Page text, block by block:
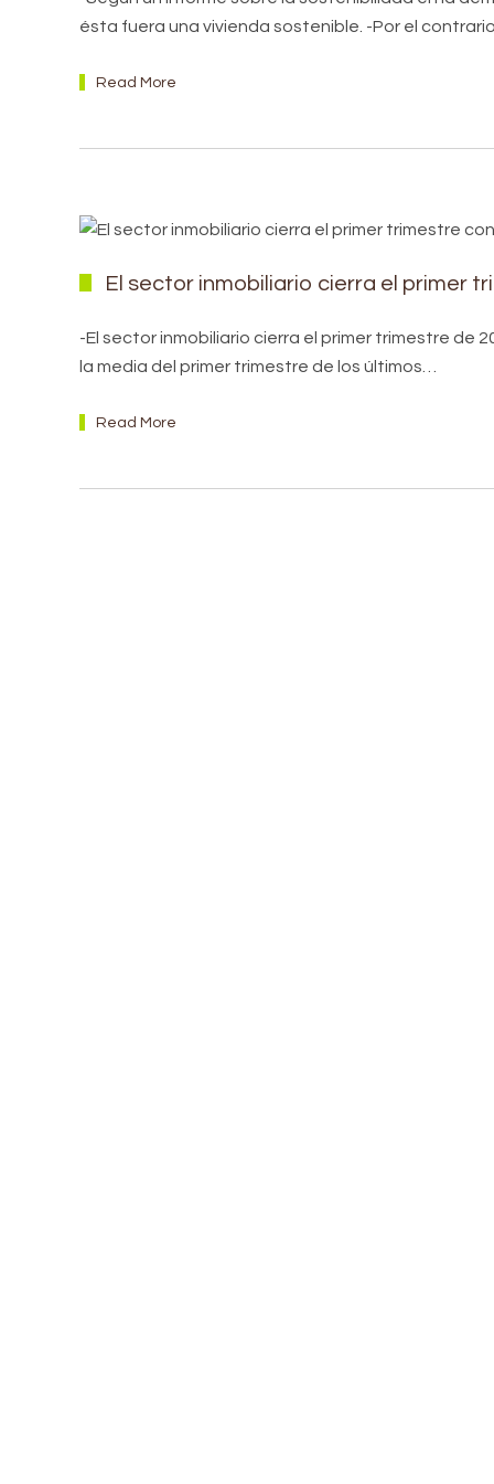
ésta fuera una vivienda sostenible. -Por el
Read More
El sector inmobiliario cierra el primer
-El sector inmobiliario cierra el primer trimestre de
la media del primer trimestre de los últimos…
Read More